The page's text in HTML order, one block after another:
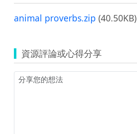
animal proverbs.zip (40.50KB)
資源評論或心得分享